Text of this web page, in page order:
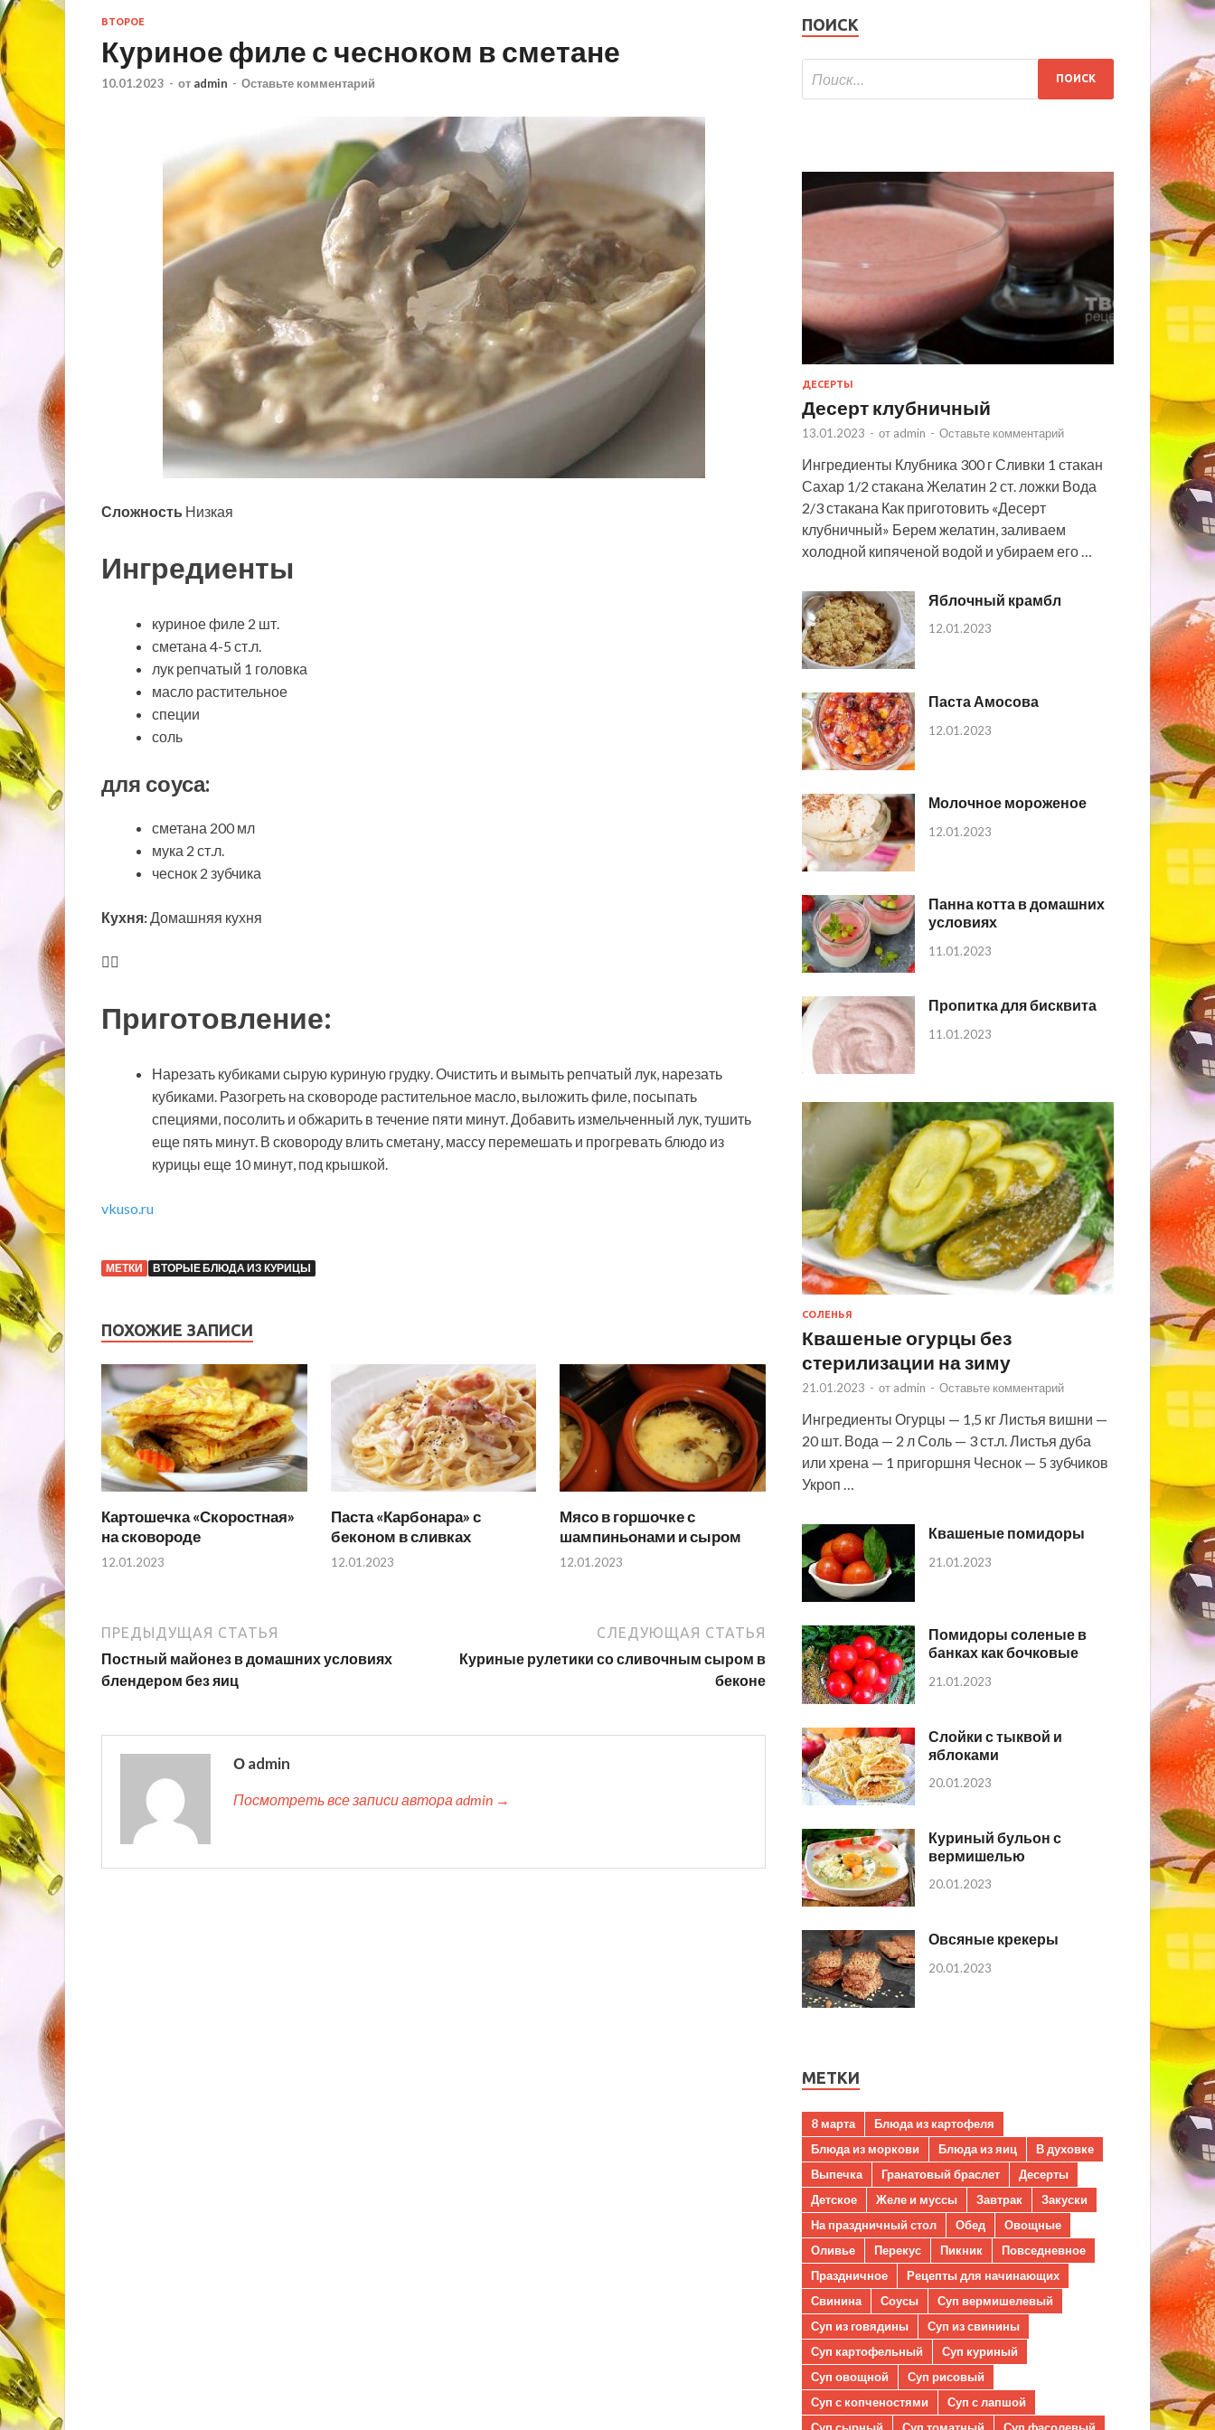
ВТОРОЕ
Куриное филе с чесноком в сметане
10.01.2023 - от admin - Оставьте комментарий
Сложность Низкая
Ингредиенты
куриное филе 2 шт.
сметана 4-5 ст.л.
лук репчатый 1 головка
масло растительное
специи
соль
для соуса:
сметана 200 мл
мука 2 ст.л.
чеснок 2 зубчика
Кухня:Домашняя кухня
Приготовление:
Нарезать кубиками сырую куриную грудку. Очистить и вымыть репчатый лук, нарезать
кубиками. Разогреть на сковороде растительное масло, выложить филе, посыпать
специями, посолить и обжарить в течение пяти минут. Добавить измельченный лук, тушить
еще пять минут. В сковороду влить сметану, массу перемешать и прогревать блюдо из
курицы еще 10 минут, под крышкой.
vkuso.ru
МЕТКИ ВТОРЫЕ БЛЮДА ИЗ КУРИЦЫ
ПОХОЖИЕ ЗАПИСИ
Картошечка «Скоростная»
на сковороде
12.01.2023
Паста «Карбонара» с
беконом в сливках
12.01.2023
Мясо в горшочке с
шампиньонами и сыром
12.01.2023
ПРЕДЫДУЩАЯ СТАТЬЯ
Постный майонез в домашних условиях
блендером без яиц
СЛЕДУЮЩАЯ СТАТЬЯ
Куриные рулетики со сливочным сыром в
беконе
О admin
Посмотреть все записи автора admin →
ПОИСК
ДЕСЕРТЫ
Десерт клубничный
13.01.2023 - от admin - Оставьте комментарий
Ингредиенты Клубника 300 г Сливки 1 стакан
Сахар 1/2 стакана Желатин 2 ст. ложки Вода
2/3 стакана Как приготовить «Десерт
клубничный» Берем желатин, заливаем
холодной кипяченой водой и убираем его …
Яблочный крамбл
12.01.2023
Паста Амосова
12.01.2023
Молочное мороженое
12.01.2023
Панна котта в домашних
условиях
11.01.2023
Пропитка для бисквита
11.01.2023
СОЛЕНЬЯ
Квашеные огурцы без
стерилизации на зиму
21.01.2023 - от admin - Оставьте комментарий
Ингредиенты Огурцы — 1,5 кг Листья вишни —
20 шт. Вода — 2 л Соль — 3 ст.л. Листья дуба
или хрена — 1 пригоршня Чеснок — 5 зубчиков
Укроп …
Квашеные помидоры
21.01.2023
Помидоры соленые в
банках как бочковые
21.01.2023
Слойки с тыквой и
яблоками
20.01.2023
Куриный бульон с
вермишелью
20.01.2023
Овсяные крекеры
20.01.2023
МЕТКИ
8 марта
Блюда из картофеля
Блюда из моркови
Блюда из яиц
В духовке
Выпечка
Гранатовый браслет
Десерты
Детское
Желе и муссы Завтрак
Закуски
На праздничный стол
Обед
Овощные
Оливье
Перекус Пикник
Повседневное
Праздничное
Рецепты для начинающих
Свинина
Соусы
Суп вермишелевый
Суп из говядины
Суп из свинины
Суп картофельный
Суп куриный
Суп овощной
Суп рисовый
Суп с копченостями
Суп с лапшой